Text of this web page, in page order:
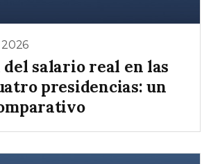
salario real en las
presidencias: un